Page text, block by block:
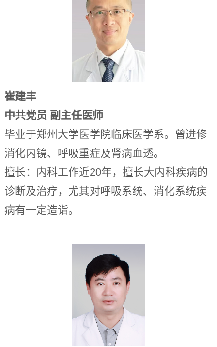
崔建丰
中共党员 副主任医师
毕业于郑州大学医学院临床医学系。曾进修
消化内镜、呼吸重症及肾病血透。
擅长：内科工作近20年，擅长大内科疾病的
诊断及治疗，尤其对呼吸系统、消化系统疾
病有一定造诣。